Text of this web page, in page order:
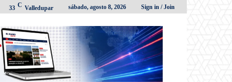
33 C Valledupar sábado, agosto 8, 2026 Sign in / Join